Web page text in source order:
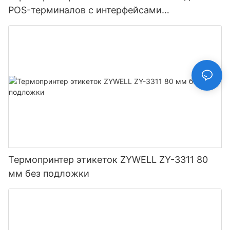
POS-терминалов с интерфейсами
USB+LAN/USB+WIFI/Bluetooth (опционально),
Термопринтер этикеток ZYWELL ZY-3311 80
мм без подложки